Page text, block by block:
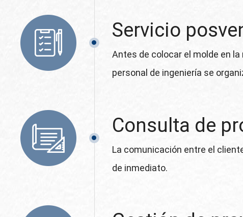
Servicio
Antes de colocar el molde en
personal de ingeniería se
Consulta de
La comunicación entre el
de inmediato.